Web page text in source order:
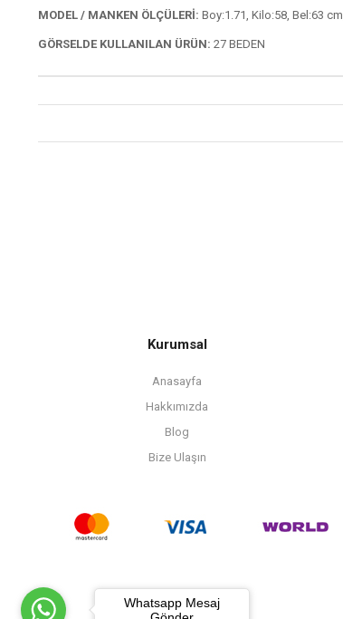
MODEL / MANKEN ÖLÇÜLERİ: Boy:1.71, Kilo:58, Bel:63
GÖRSELDE KULLANILAN ÜRÜN: 27 BEDEN
Kurumsal
Anasayfa
Hakkımızda
Blog
Bize Ulaşın
Whatsapp Mesaj